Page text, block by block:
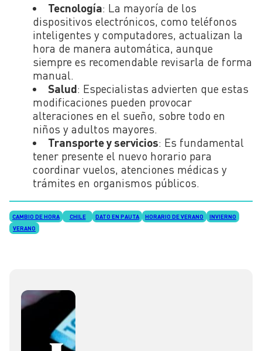
Tecnología: La mayoría de los
dispositivos electrónicos, como teléfonos
inteligentes y computadores, actualizan la
hora de manera automática, aunque
siempre es recomendable revisarla de forma
manual.
Salud: Especialistas advierten que estas
modificaciones pueden provocar
alteraciones en el sueño, sobre todo en
niños y adultos mayores.
Transporte y servicios: Es fundamental
tener presente el nuevo horario para
coordinar vuelos, atenciones médicas y
trámites en organismos públicos.
CAMBIO DE HORA CHILE DATO EN PAUTA HORARIO DE VERANO
INVIERNO
VERANO